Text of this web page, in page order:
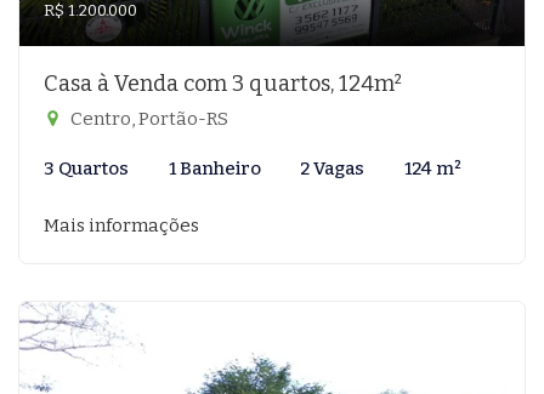
R$ 1.200.000
Casa à Venda com 3 quartos, 124m²
Centro, Portão-RS
3 Quartos 1 Banheiro 2 Vagas 124 m²
Mais informações